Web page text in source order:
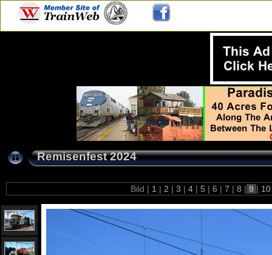
Remisenfest 2024
Bild | 1 | 2 | 3 | 4 | 5 | 6 | 7 | 8 | 9 |